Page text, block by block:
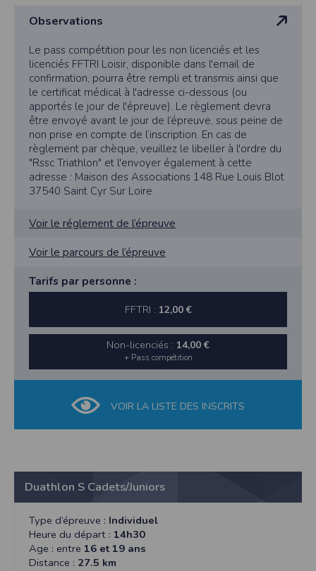
Observations
Le pass compétition pour les non licenciés et les
licenciés FFTRI Loisir, disponible dans l'email de
confirmation, pourra être rempli et transmis ainsi que
le certificat médical à l'adresse ci-dessous (ou
apportés le jour de l'épreuve). Le règlement devra
être envoyé avant le jour de l’épreuve, sous peine de
non prise en compte de l’inscription. En cas de
règlement par chèque, veuillez le libeller à l'ordre du
"Rssc Triathlon" et l'envoyer également à cette
adresse : Maison des Associations 148 Rue Louis Blot
37540 Saint Cyr Sur Loire
Voir le réglement de l’épreuve
Voir le parcours de l’épreuve
Tarifs par personne :
FFTRI : 12,00 €
Non-licenciés : 14,00 €
+ Pass compétition
VOIR LA LISTE DES INSCRITS
Duathlon S Cadets/Juniors
Type d’épreuve : Individuel
Heure du départ : 14h30
Age : entre 16 et 19 ans
Distance : 27.5 km
Informations sur le paiement
Aucun paiement n'étant effectué dans l'application, aucune information sur
vos cartes de crédit ou de débit ne sera collectée.
Traduction in English :
This app requires camera permissions if the user is interested in uploading a
photo to the gallery. We collect information from the photos you share. This app
does not require information from your contacts.
Payment information
No payment is made within the app, so no information about your credit or
debit cards will be collected.